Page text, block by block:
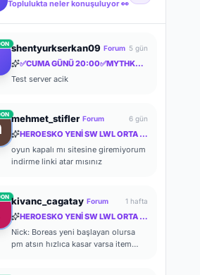
Toplulukta neler konuşuluyor 👀
ON shentyurkserkan09 Forum 5 gün
✅CUMA GÜNÜ 20:00✅MYTHKO .COM⚔️AKARA's TAKI ✅ YENİ KUTULAR ✅ YENİ İTEMLER ✅ FULL PUS BAŞLA✅
Test server acik
ON mehmet_stifler Forum 6 gün
HEROESKO YENİ SW LWL ORTA İTEM ORTA FARM ODAKLI HERKESİ BEKLERİZ
oyun kapalı mı sitesine giremiyorum
indirme linki atar mısınız
ON kivanc_cagatay Forum 1 hafta
HEROESKO YENİ SW LWL ORTA İTEM ORTA FARM ODAKLI HERKESİ BEKLERİZ
Nick: Boreas yeni başlayan olursa
pm atsın hızlıca kasar varsa item